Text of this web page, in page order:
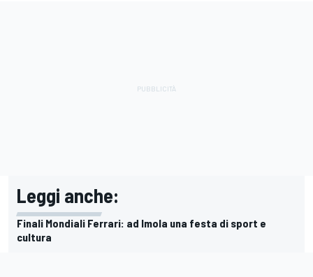
Leggi anche:
Finali Mondiali Ferrari: ad Imola una festa di sport e
cultura